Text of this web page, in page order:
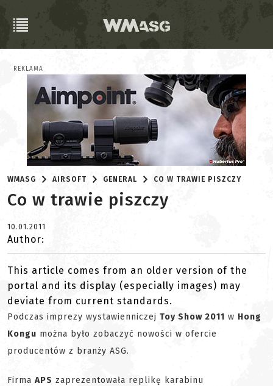
REKLAMA
WMASG AIRSOFT GENERAL CO W TRAWIE PISZCZY
Co w trawie piszczy
10.01.2011
Author:
This article comes from an older version of the
portal and its display (especially images) may
deviate from current standards.
Podczas imprezy wystawienniczej Toy Show 2011 w Hong
Kongu można było zobaczyć nowości w ofercie
producentów z branży ASG.
Firma APS zaprezentowała replikę karabinu